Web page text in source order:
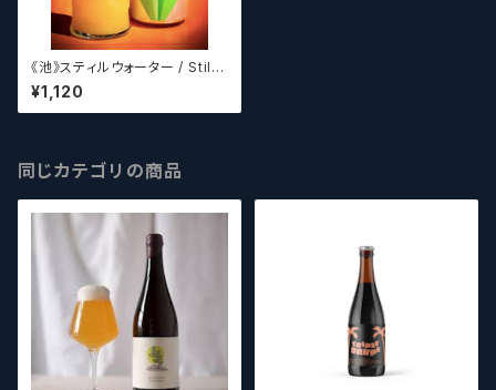
《池》スティルウォーター / Stillw
ater SUPERHOP
¥1,120
同じカテゴリの商品